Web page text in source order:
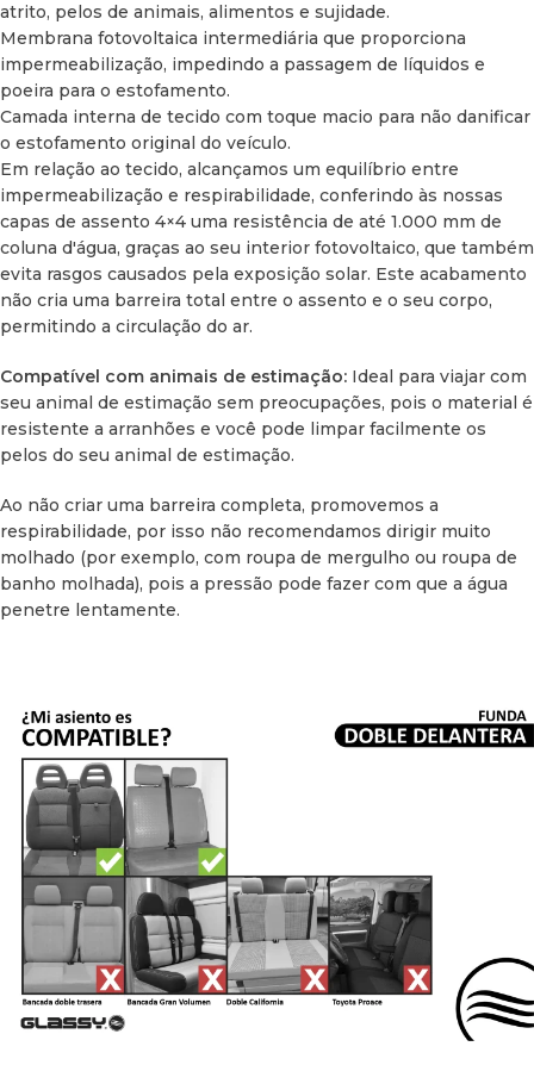
atrito, pelos de animais, alimentos e sujidade.
Membrana fotovoltaica intermediária que proporciona
impermeabilização, impedindo a passagem de líquidos e
poeira para o estofamento.
Camada interna de tecido com toque macio para não danificar
o estofamento original do veículo.
Em relação ao tecido, alcançamos um equilíbrio entre
impermeabilização e respirabilidade, conferindo às nossas
capas de assento 4×4 uma resistência de até 1.000 mm de
coluna d'água, graças ao seu interior fotovoltaico, que também
evita rasgos causados ​​pela exposição solar. Este acabamento
não cria uma barreira total entre o assento e o seu corpo,
permitindo a circulação do ar.
Compatível com animais de estimação: Ideal para viajar com
seu animal de estimação sem preocupações, pois o material é
resistente a arranhões e você pode limpar facilmente os
pelos do seu animal de estimação.
Ao não criar uma barreira completa, promovemos a
respirabilidade, por isso não recomendamos dirigir muito
molhado (por exemplo, com roupa de mergulho ou roupa de
banho molhada), pois a pressão pode fazer com que a água
penetre lentamente.